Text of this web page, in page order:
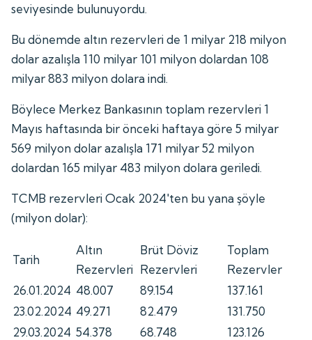
seviyesinde bulunuyordu.
Bu dönemde altın rezervleri de 1 milyar 218 milyon
dolar azalışla 110 milyar 101 milyon dolardan 108
milyar 883 milyon dolara indi.
Böylece Merkez Bankasının toplam rezervleri 1
Mayıs haftasında bir önceki haftaya göre 5 milyar
569 milyon dolar azalışla 171 milyar 52 milyon
dolardan 165 milyar 483 milyon dolara geriledi.
TCMB rezervleri Ocak 2024'ten bu yana şöyle
(milyon dolar):
Tarih
Altın
Rezervleri
Brüt Döviz
Rezervleri
Toplam
Rezervler
26.01.2024 48.007 89.154
137.161
23.02.2024 49.271 82.479
131.750
29.03.2024 54.378 68.748
123.126